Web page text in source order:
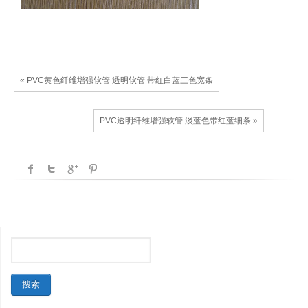
« PVC黄色纤维增强软管 透明软管 带红白蓝三色宽条
PVC透明纤维增强软管 淡蓝色带红蓝细条 »